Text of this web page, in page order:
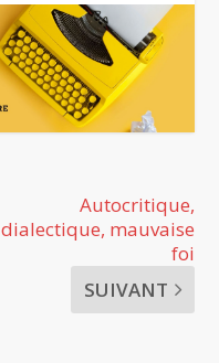
Autocritique,
dialectique, mauvaise
foi
SUIVANT